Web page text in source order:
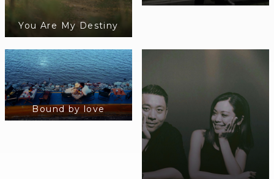
You Are My Destiny
Bound by love